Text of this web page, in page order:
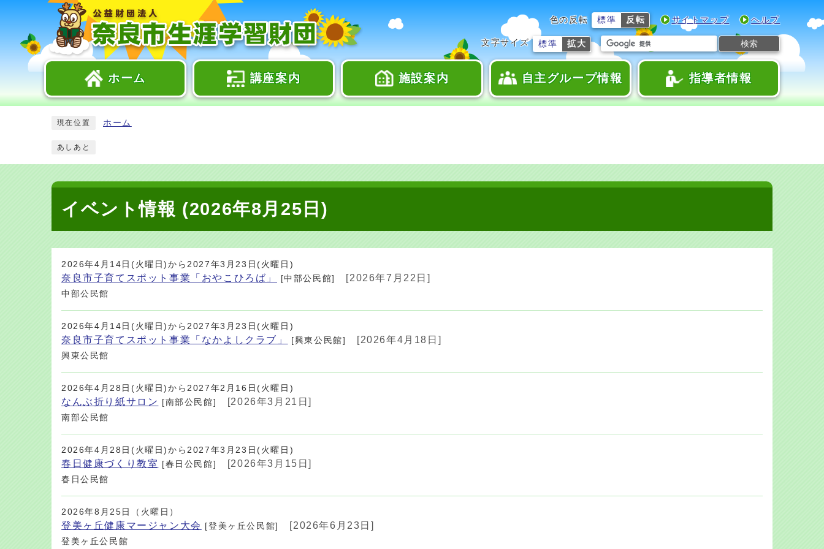
色の反転 標準 反転 サイトマップ ヘルプ
文字サイズ 標準 拡大 検索
ホーム 講座案内 施設案内 自主グループ情報 指導者情報
現在位置 ホーム
あしあと
イベント情報 (2026年8月25日)
2026年4月14日(火曜日)から2027年3月23日(火曜日)
奈良市子育てスポット事業「おやこひろば」 [中部公民館] [2026年7月22日]
中部公民館
2026年4月14日(火曜日)から2027年3月23日(火曜日)
奈良市子育てスポット事業「なかよしクラブ」 [興東公民館] [2026年4月18日]
興東公民館
2026年4月28日(火曜日)から2027年2月16日(火曜日)
なんぶ折り紙サロン [南部公民館] [2026年3月21日]
南部公民館
2026年4月28日(火曜日)から2027年3月23日(火曜日)
春日健康づくり教室 [春日公民館] [2026年3月15日]
春日公民館
2026年8月25日（火曜日）
登美ヶ丘健康マージャン大会 [登美ヶ丘公民館] [2026年6月23日]
登美ヶ丘公民館